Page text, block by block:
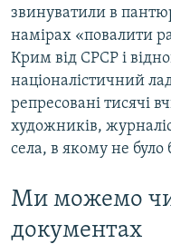
звинуватили в
намірах «повалити
Крим від СРСР і
націоналістичний
репресовані тисячі
художників,
села, в якому не
Ми можемо
документах